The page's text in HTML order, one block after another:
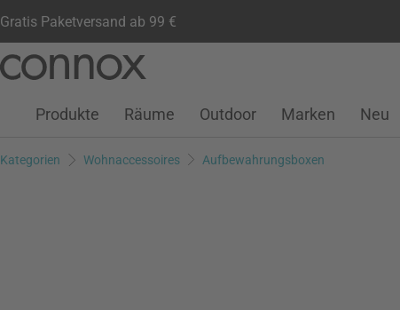
Gratis Paketversand ab 99 €
Seiteninhalt
Suchfeld
Kundenkonto
Wunschliste
Warenkorb
Produkte Räume Outdoor Marken Neu
Kategorien Wohnaccessoires Aufbewahrungsboxen